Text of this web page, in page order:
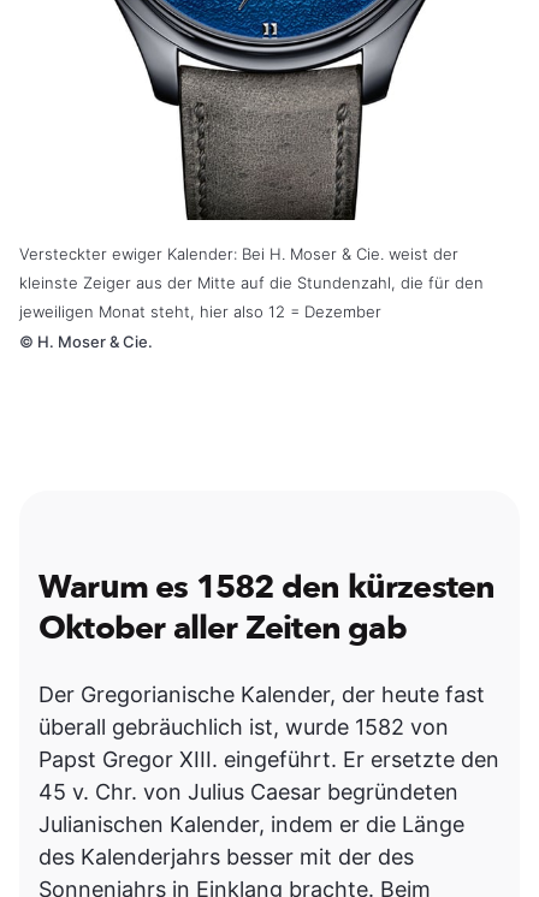
Versteckter ewiger Kalender: Bei H. Moser & Cie. weist der
kleinste Zeiger aus der Mitte auf die Stundenzahl, die für den
jeweiligen Monat steht, hier also 12 = Dezember
© H. Moser & Cie.
Warum es 1582 den kürzesten
Oktober aller Zeiten gab
Der Gregorianische Kalender, der heute fast
überall gebräuchlich ist, wurde 1582 von
Papst Gregor XIII. eingeführt. Er ersetzte den
45 v. Chr. von Julius Caesar begründeten
Julianischen Kalender, indem er die Länge
des Kalenderjahrs besser mit der des
Sonnenjahrs in Einklang brachte. Beim